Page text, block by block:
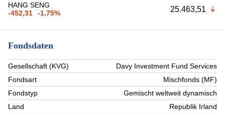
HANG SENG
-452,31
-1,75% 25.463,51
Fondsdaten
Gesellschaft (KVG)
Davy Investment Fund Services
Fondsart
Mischfonds (MF)
Fondstyp
Gemischt weltweit dynamisch
Land
Republik Irland